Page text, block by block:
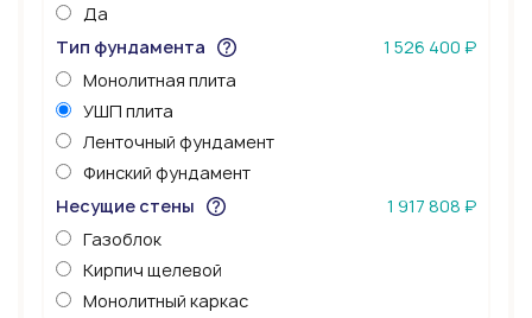
Да
Тип фундамента
1 526 400 ₽
Монолитная плита
УШП плита
Ленточный фундамент
Финский фундамент
Несущие стены
1 917 808 ₽
Газоблок
Кирпич щелевой
Монолитный каркас